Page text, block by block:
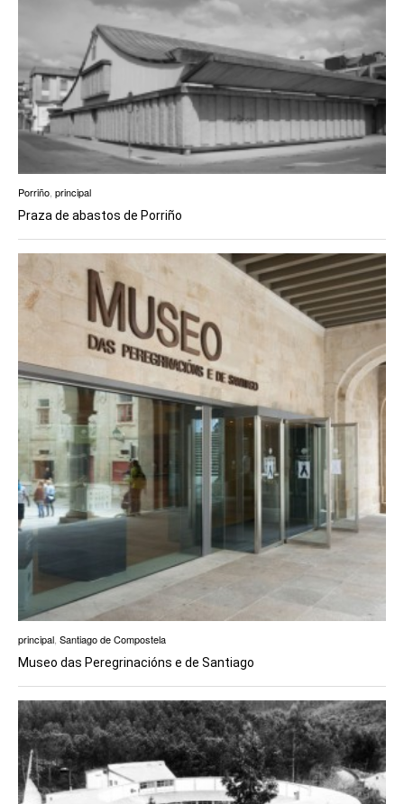
Porriño principal
Praza de abastos de Porriño
principal Santiago de Compostela
Museo das Peregrinacións e de Santiago